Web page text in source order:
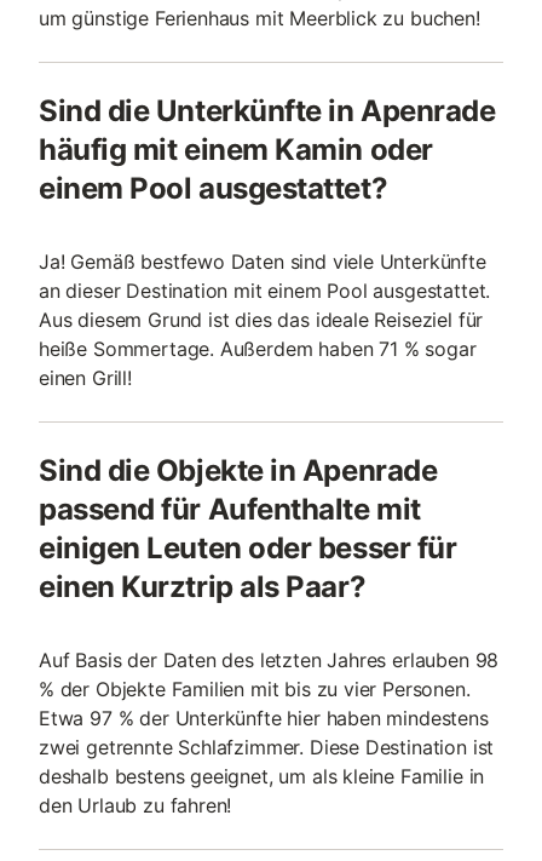
um günstige Ferienhaus mit Meerblick zu buchen!
Sind die Unterkünfte in Apenrade
häufig mit einem Kamin oder
einem Pool ausgestattet?
Ja! Gemäß bestfewo Daten sind viele Unterkünfte
an dieser Destination mit einem Pool ausgestattet.
Aus diesem Grund ist dies das ideale Reiseziel für
heiße Sommertage. Außerdem haben 71 % sogar
einen Grill!
Sind die Objekte in Apenrade
passend für Aufenthalte mit
einigen Leuten oder besser für
einen Kurztrip als Paar?
Auf Basis der Daten des letzten Jahres erlauben 98
% der Objekte Familien mit bis zu vier Personen.
Etwa 97 % der Unterkünfte hier haben mindestens
zwei getrennte Schlafzimmer. Diese Destination ist
deshalb bestens geeignet, um als kleine Familie in
den Urlaub zu fahren!